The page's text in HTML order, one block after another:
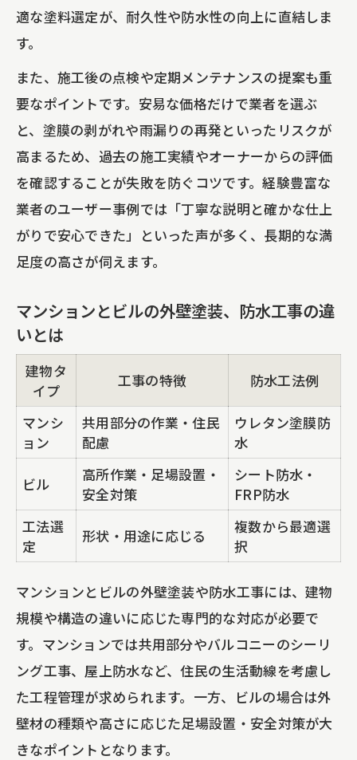
適な塗料選定が、耐久性や防水性の向上に直結しま
す。
また、施工後の点検や定期メンテナンスの提案も重
要なポイントです。安易な価格だけで業者を選ぶ
と、塗膜の剥がれや雨漏りの再発といったリスクが
高まるため、過去の施工実績やオーナーからの評価
を確認することが失敗を防ぐコツです。経験豊富な
業者のユーザー事例では「丁寧な説明と確かな仕上
がりで安心できた」といった声が多く、長期的な満
足度の高さが伺えます。
マンションとビルの外壁塗装、防水工事の違
いとは
建物タ
イプ
工事の特徴 防水工法例
マンシ
ョン
共用部分の作業・住民
配慮
ウレタン塗膜防
水
ビル
高所作業・足場設置・
安全対策
シート防水・
FRP防水
工法選
定
形状・用途に応じる
複数から最適選
択
マンションとビルの外壁塗装や防水工事には、建物
規模や構造の違いに応じた専門的な対応が必要で
す。マンションでは共用部分やバルコニーのシーリ
ング工事、屋上防水など、住民の生活動線を考慮し
た工程管理が求められます。一方、ビルの場合は外
壁材の種類や高さに応じた足場設置・安全対策が大
きなポイントとなります。